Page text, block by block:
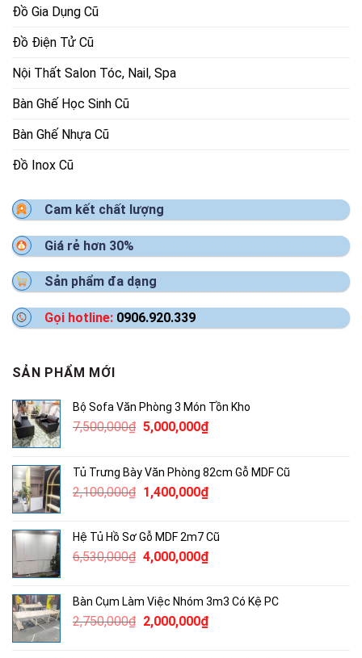
Đồ Gia Dụng Cũ
Đồ Điện Tử Cũ
Nội Thất Salon Tóc, Nail, Spa
Bàn Ghế Học Sinh Cũ
Bàn Ghế Nhựa Cũ
Đồ Inox Cũ
Cam kết chất lượng
Giá rẻ hơn 30%
Sản phẩm đa dạng
Gọi hotline: 0906.920.339
SẢN PHẨM MỚI
Bộ Sofa Văn Phòng 3 Món Tồn Kho
7,500,000₫ Giá
7,500,000₫.
5,000,000₫Giá
là:
5,000,000₫.
Tủ Trưng Bày Văn Phòng 82cm Gỗ MDF Cũ
2,100,000₫ Giá
2,100,000₫.
1,400,000₫Giá
là:
1,400,000₫.
Hệ Tủ Hồ Sơ Gỗ MDF 2m7 Cũ
6,530,000₫ Giá
6,530,000₫.
4,000,000₫Giá
là:
4,000,000₫.
Bàn Cụm Làm Việc Nhóm 3m3 Có Kệ PC
2,750,000₫ Giá
2,000,000₫Giá